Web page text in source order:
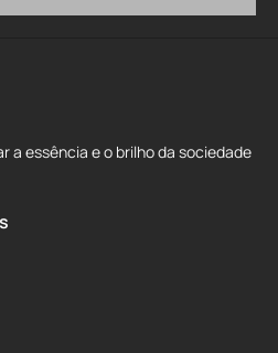
a essência e o brilho da sociedade